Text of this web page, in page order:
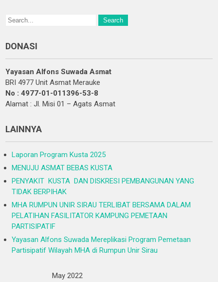
DONASI
Yayasan Alfons Suwada Asmat
BRI 4977 Unit Asmat Merauke
No : 4977-01-011396-53-8
Alamat : Jl. Misi 01 – Agats Asmat
LAINNYA
Laporan Program Kusta 2025
MENUJU ASMAT BEBAS KUSTA
PENYAKIT KUSTA DAN DISKRESI PEMBANGUNAN YANG
TIDAK BERPIHAK
MHA RUMPUN UNIR SIRAU TERLIBAT BERSAMA DALAM
PELATIHAN FASILITATOR KAMPUNG PEMETAAN
PARTISIPATIF
Yayasan Alfons Suwada Mereplikasi Program Pemetaan
Partisipatif Wilayah MHA di Rumpun Unir Sirau
May 2022